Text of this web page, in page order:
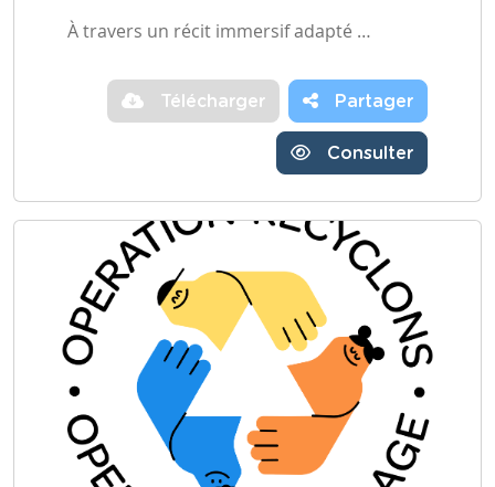
À travers un récit immersif adapté …
Télécharger Partager
Consulter